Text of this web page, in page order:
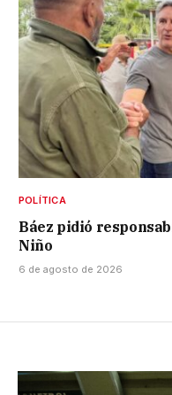
POLÍTICA
Báez pidió
Niño
6 de agosto de 2026